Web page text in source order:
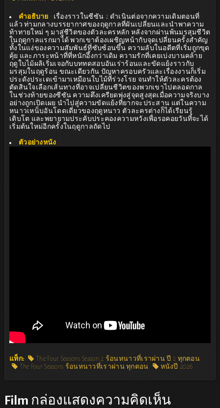
คำอธิบาย : เรื่องราวในซีซัน 2 ดำเนินต่อจากความเดิมตอนที่
แล้ว ท่ามกลางบรรยากาศของฤดูกาลที่ผันเปลี่ยนและนำพาความ
ท้าทายใหม่ ๆ มาสู่ชีวิตของตัวละครหลัก หลังจากผ่านพ้นมรสุมชีวิต
ในฤดูกาลแรกมาได้ พวกเขาต้องเผชิญหน้ากับจุดเปลี่ยนครั้งสำคัญ
ทั้งในแง่ของความสัมพันธ์ที่ซับซ้อนขึ้น ความลับในอดีตที่เริ่มถูกขุด
คุ้ย และภาระหน้าที่ที่หนักอึ้งกว่าเดิม ความรักที่เคยเบ่งบานคล้าย
ฤดูใบไม้ผลิเริ่มเจอกับบททดสอบอันเร่าร้อนและขัดแย้งราวกับ
มรสุมในฤดูร้อน ขณะเดียวกัน ปัญหาครอบครัวและเรื่องงานก็เริ่ม
ประดังประเดเข้ามาเหมือนใบไม้ที่ร่วงโรย จนทำให้ตัวละครต้อง
ตัดสินใจเลือกเส้นทางที่อาจเปลี่ยนชีวิตของพวกเขาไปตลอดกาล
ในช่วงท้ายของซีซัน ความตึงเครียดพุ่งสู่จุดสูงสุดเมื่อความจริงบาง
อย่างถูกเปิดเผย นำไปสู่ความขัดแย้งที่ยากจะประสาน แต่ในความ
หนาวเหน็บอันโดดเดี่ยวของฤดูหนาว ตัวละครต่างก็ได้เรียนรู้
เติบโต และพยายามประคับประคองความหวังเพื่อรอคอยวันที่จะได้
เริ่มต้นใหม่อีกครั้งในฤดูกาลถัดไป
ตัวอย่างหนัง :
แท็ก:
The Four Seasons Season 2 ร้อนหนาวที่เราผ่าน ปี 2 ทุกตอน
The Four Seasons ร้อนหนาวที่เราผ่าน ทุกตอน
หนังปี 2026
Film กล่องแสดงความคิดเห็น